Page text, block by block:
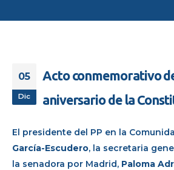
05
Dic
Acto conmemorativo
aniversario de la
El presidente del PP en la
García-Escudero, la secretaria
la senadora por Madrid, Paloma